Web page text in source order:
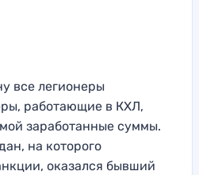
все легионеры
работающие в КХЛ,
заработанные суммы.
на которого
оказался бывший